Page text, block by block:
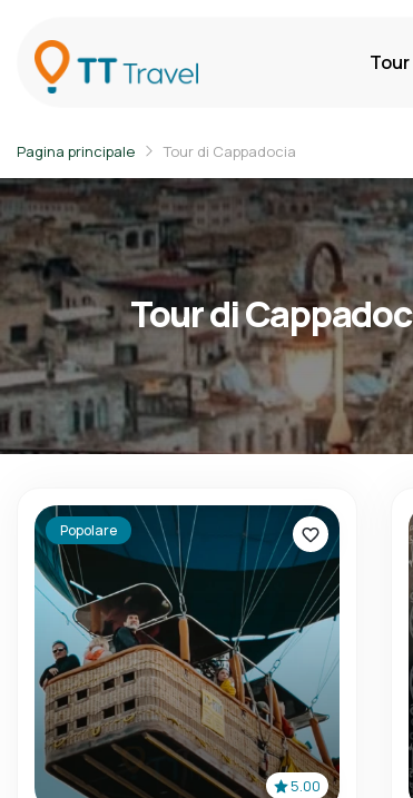
Pagina principale Tour di Cappadocia
Tour di
5.00
Popolare